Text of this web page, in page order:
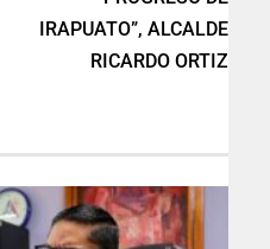
IRAPUATO”, ALCALDE
RICARDO ORTIZ